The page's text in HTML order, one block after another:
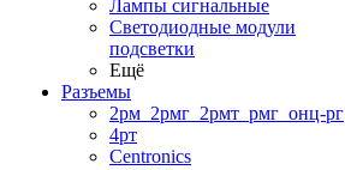
Лампы сигнальные
Светодиодные модули
подсветки
Ещё
Разъемы
2рм_2рмг_2рмт_рмг_онц-рг
4рт
Centronics